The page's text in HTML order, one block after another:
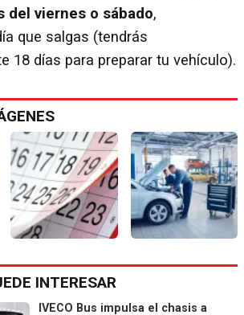
del viernes o sábado,
que salgas (tendrás
18 días para preparar tu vehículo).
INTERESAR
IVECO Bus impulsa el chasis a